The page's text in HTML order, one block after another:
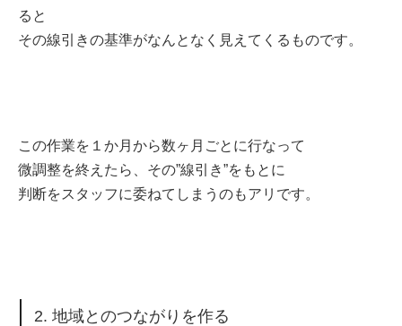
ると
その線引きの基準がなんとなく見えてくるものです。
この作業を１か月から数ヶ月ごとに行なって
微調整を終えたら、その”線引き”をもとに
判断をスタッフに委ねてしまうのもアリです。
2. 地域とのつながりを作る